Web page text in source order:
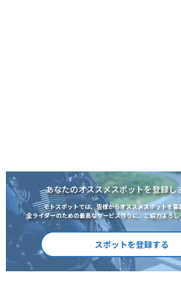
あなたのオススメスポットを登録し
モトスポットでは、皆様からオススメスポットを募
全ライダーのための最高なサービス作りに、ご協力よろし
スポットを登録する